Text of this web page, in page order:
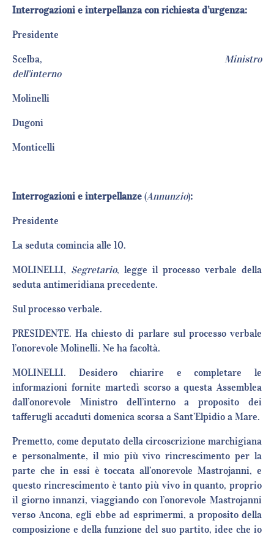
Interrogazioni e interpellanza con richiesta d’urgenza:
Scelba, Ministro
dell’interno
Interrogazioni e interpellanze (Annunzio):
La seduta comincia alle 10.
MOLINELLI, Segretario, legge il processo verbale della
seduta antimeridiana precedente.
Sul processo verbale.
PRESIDENTE. Ha chiesto di parlare sul processo verbale
l’onorevole Molinelli. Ne ha facoltà.
MOLINELLI. Desidero chiarire e completare le
informazioni fornite martedì scorso a questa Assemblea
dall’onorevole Ministro dell’interno a proposito dei
tafferugli accaduti domenica scorsa a Sant’Elpidio a Mare.
Premetto, come deputato della circoscrizione marchigiana
e personalmente, il mio più vivo rincrescimento per la
parte che in essi è toccata all’onorevole Mastrojanni, e
questo rincrescimento è tanto più vivo in quanto, proprio
il giorno innanzi, viaggiando con l’onorevole Mastrojanni
verso Ancona, egli ebbe ad esprimermi, a proposito della
composizione e della funzione del suo partito, idee che io